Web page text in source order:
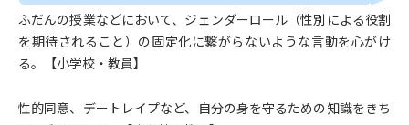
ふだんの授業などにおいて、ジェンダーロール（性別による役割
を期待されること）の固定化に繋がらないような言動を心がけ
る。【小学校・教員】
性的同意、デートレイプなど、自分の身を守るための知識をきち